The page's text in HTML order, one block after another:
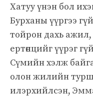
Хатуу үнэн бол
Бурханы үүргээ
тойрон дахь
ертөнцийг үүрэг
Сүмийн хэлж
олон жилийн
илэрхийлсэн,